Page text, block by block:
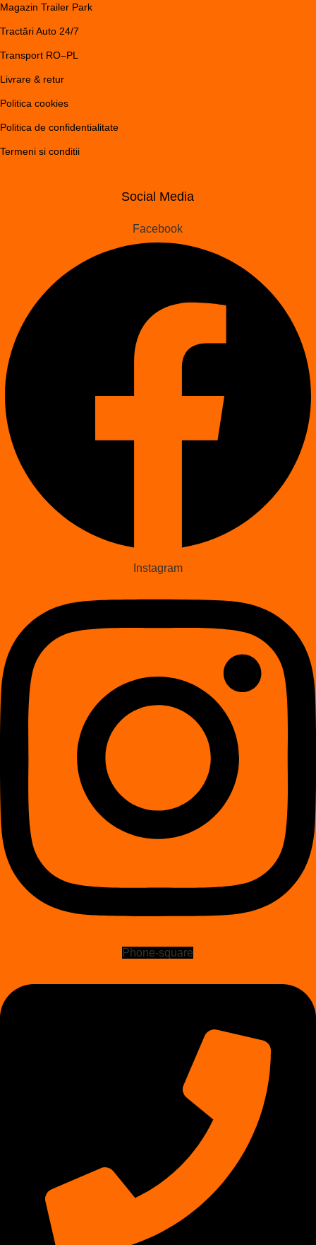
Magazin Trailer Park
Tractări Auto 24/7
Transport RO–PL
Livrare & retur
Politica cookies
Politica de confidentialitate
Termeni si conditii
Social Media
Facebook
Instagram
Phone-square